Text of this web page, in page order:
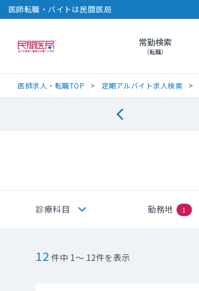
医師転職・バイトは民間医局
民間医局常勤検索
（転職）
医師求人・転職TOP 定期アルバイト求人検索
診療科目 勤務地 1
12 件中 1～ 12件を表示